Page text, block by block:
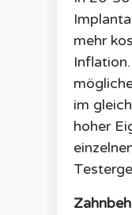
mehr
im
hoher